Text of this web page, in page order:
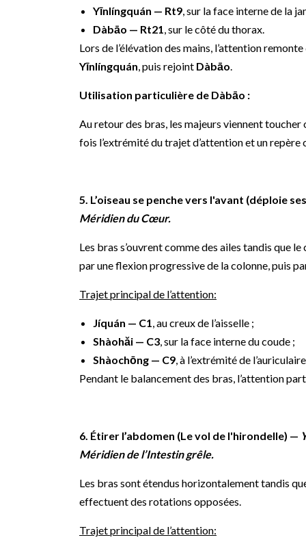
Yīnlíngquán — Rt9, sur la face interne de la
Dàbāo — Rt21, sur le côté du thorax.
Lors de l’élévation des mains, l’attention
Yīnlíngquán, puis rejoint Dàbāo.
Utilisation particulière de Dàbāo :
Au retour des bras, les majeurs viennent
fois l’extrémité du trajet d’attention et un repère
5. L’oiseau se penche vers l'avant (déploie
Méridien du Cœur.
Les bras s’ouvrent comme des ailes tandis que
par une flexion progressive de la colonne, puis
Trajet principal de l’attention:
Jíquán — C1, au creux de l’aisselle ;
Shàohǎi — C3, sur la face interne du coude ;
Shàochōng — C9, à l’extrémité de
Pendant le balancement des bras, l’attention
6. Étirer l’abdomen (Le vol de l'hirondelle) —
Méridien de l’Intestin grêle.
Les bras sont étendus horizontalement tandis
effectuent des rotations opposées.
Trajet principal de l’attention: